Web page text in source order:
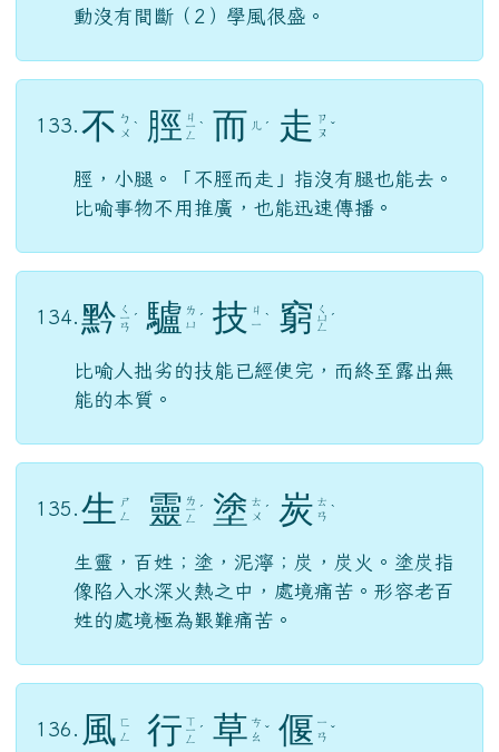
動沒有間斷（2）學風很盛。
133. 不 ㄅ
ㄨ ˋ 脛 ㄐ
ㄧ
ㄥ
ˋ 而 ㄦ ˊ 走 ㄗ
ㄡ ˇ
脛，小腿。「不脛而走」指沒有腿也能去。
比喻事物不用推廣，也能迅速傳播。
134. 黔 ㄑ
ㄧ
ㄢ
ˊ 驢 ㄌ
ㄩ ˊ 技 ㄐ
ㄧ ˋ 窮 ㄑ
ㄩ
ㄥ
ˊ
比喻人拙劣的技能已經使完，而終至露出無
能的本質。
135. 生
ㄕ
ㄥ
靈 ㄌ
ㄧ
ㄥ
ˊ 塗
ㄊ
ㄨ ˊ 炭 ㄊ
ㄢ ˋ
生靈，百姓；塗，泥濘；炭，炭火。塗炭指
像陷入水深火熱之中，處境痛苦。形容老百
姓的處境極為艱難痛苦。
136. 風
ㄈ
ㄥ
行 ㄒ
ㄧ
ㄥ
ˊ 草 ㄘ
ㄠ ˇ 偃 ㄢ ˇ